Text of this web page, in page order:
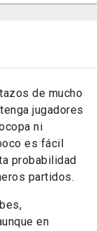
de mucho
jugadores
ni
es fácil
probabilidad
partidos.
en